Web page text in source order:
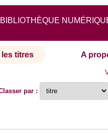
BIBLIOTHÈQUE
titres A
par :